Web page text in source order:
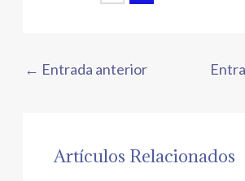
← Entrada anterior
Artículos Relacionados